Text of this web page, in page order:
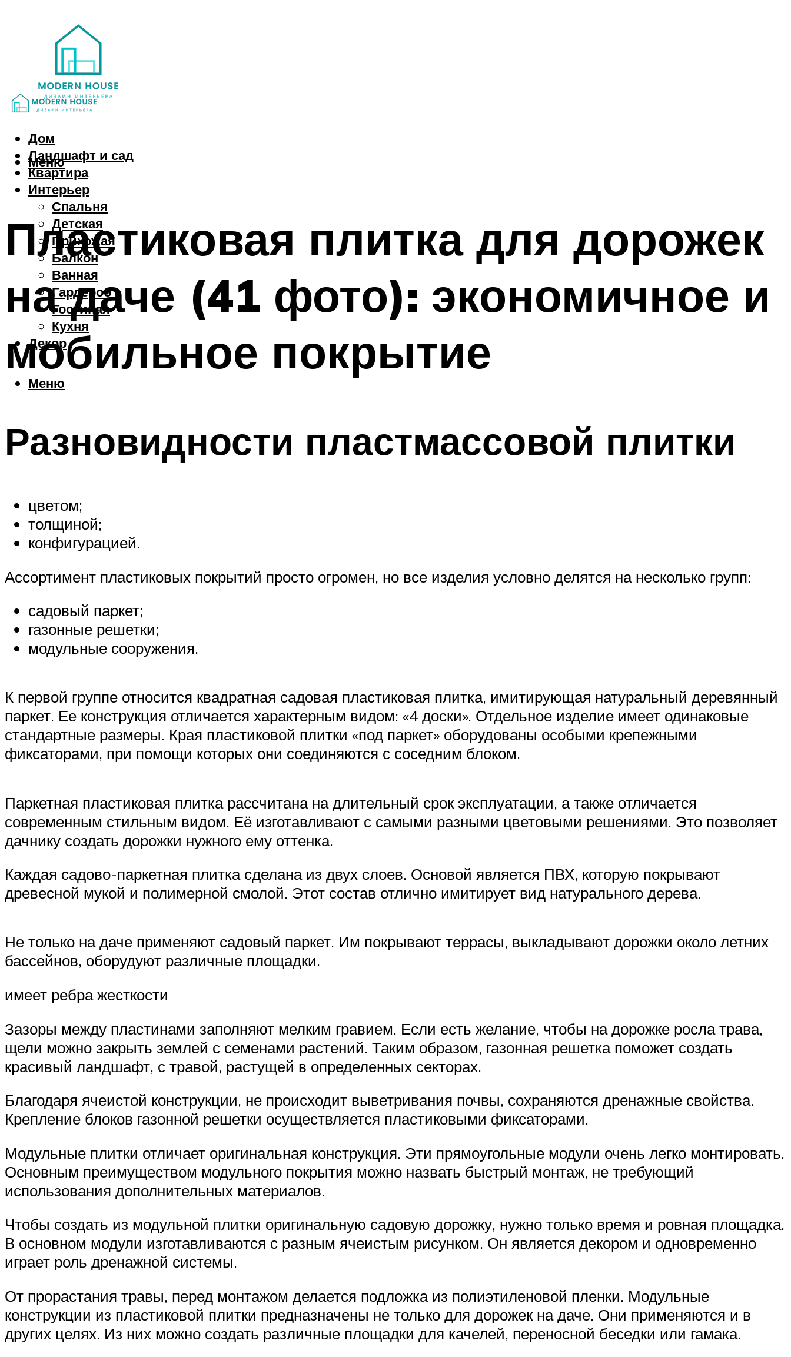
Дом
Ландшафт и сад
Квартира
Интерьер
Спальня
Детская
Прихожая
Балкон
Ванная
Гардероб
Гостиная
Кухня
Декор
Меню
Меню
Пластиковая плитка для дорожек
на даче (41 фото): экономичное и
мобильное покрытие
Разновидности пластмассовой плитки
цветом;
толщиной;
конфигурацией.
Ассортимент пластиковых покрытий просто огромен, но все изделия условно делятся на несколько групп:
садовый паркет;
газонные решетки;
модульные сооружения.
К первой группе относится квадратная садовая пластиковая плитка, имитирующая натуральный деревянный
паркет. Ее конструкция отличается характерным видом: «4 доски». Отдельное изделие имеет одинаковые
стандартные размеры. Края пластиковой плитки «под паркет» оборудованы особыми крепежными
фиксаторами, при помощи которых они соединяются с соседним блоком.
Паркетная пластиковая плитка рассчитана на длительный срок эксплуатации, а также отличается
современным стильным видом. Её изготавливают с самыми разными цветовыми решениями. Это позволяет
дачнику создать дорожки нужного ему оттенка.
Каждая садово-паркетная плитка сделана из двух слоев. Основой является ПВХ, которую покрывают
древесной мукой и полимерной смолой. Этот состав отлично имитирует вид натурального дерева.
Не только на даче применяют садовый паркет. Им покрывают террасы, выкладывают дорожки около летних
бассейнов, оборудуют различные площадки.
имеет ребра жесткости
Зазоры между пластинами заполняют мелким гравием. Если есть желание, чтобы на дорожке росла трава,
щели можно закрыть землей с семенами растений. Таким образом, газонная решетка поможет создать
красивый ландшафт, с травой, растущей в определенных секторах.
Благодаря ячеистой конструкции, не происходит выветривания почвы, сохраняются дренажные свойства.
Крепление блоков газонной решетки осуществляется пластиковыми фиксаторами.
Модульные плитки отличает оригинальная конструкция. Эти прямоугольные модули очень легко монтировать.
Основным преимуществом модульного покрытия можно назвать быстрый монтаж, не требующий
использования дополнительных материалов.
Чтобы создать из модульной плитки оригинальную садовую дорожку, нужно только время и ровная площадка.
В основном модули изготавливаются с разным ячеистым рисунком. Он является декором и одновременно
играет роль дренажной системы.
От прорастания травы, перед монтажом делается подложка из полиэтиленовой пленки. Модульные
конструкции из пластиковой плитки предназначены не только для дорожек на даче. Они применяются и в
других целях. Из них можно создать различные площадки для качелей, переносной беседки или гамака.